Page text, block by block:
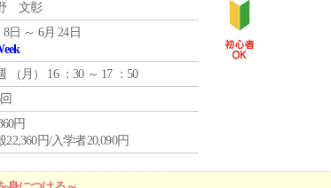
文彰
8日 ～ 6月 24日
（ 月 ） 16 ：30 ～ 17 ：50
円
22,360円/入学者20,090円